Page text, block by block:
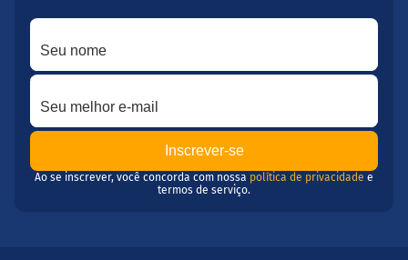
Seu nome
Seu melhor e-mail
Ao se inscrever, você concorda com nossa política de privacidade e
termos de serviço.